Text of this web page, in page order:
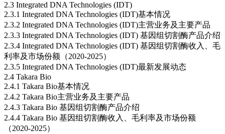
2.3 Integrated DNA Technologies (IDT)
2.3.1 Integrated DNA Technologies (IDT)基本情况
2.3.2 Integrated DNA Technologies (IDT)主营业务及主要产品
2.3.3 Integrated DNA Technologies (IDT) 基因组切割酶产品介绍
2.3.4 Integrated DNA Technologies (IDT) 基因组切割酶收入、毛
利率及市场份额（2020-2025）
2.3.5 Integrated DNA Technologies (IDT)最新发展动态
2.4 Takara Bio
2.4.1 Takara Bio基本情况
2.4.2 Takara Bio主营业务及主要产品
2.4.3 Takara Bio 基因组切割酶产品介绍
2.4.4 Takara Bio 基因组切割酶收入、毛利率及市场份额
（2020-2025）